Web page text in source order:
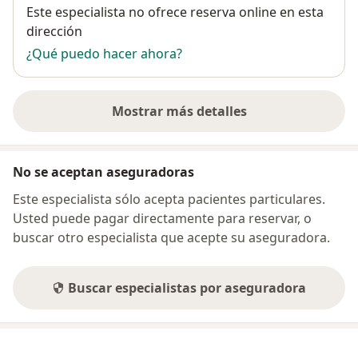
Disponibilidad
Este especialista no ofrece reserva online en esta
dirección
¿Qué puedo hacer ahora?
Mostrar más detalles
sobre la dirección
No se aceptan aseguradoras
Este especialista sólo acepta pacientes particulares.
Usted puede pagar directamente para reservar, o
buscar otro especialista que acepte su aseguradora.
Buscar especialistas por aseguradora